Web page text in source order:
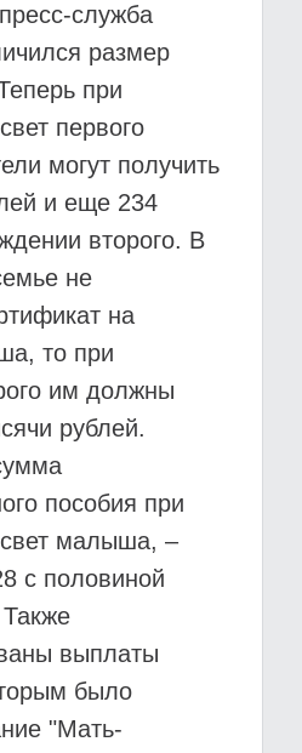
служба
размер
при
первого
могут получить
и еще 234
второго. В
не
на
то при
им должны
рублей.
пособия при
малыша, –
с половиной
выплаты
было
"Мать-